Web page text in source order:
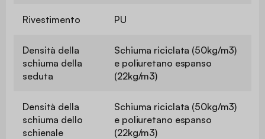
Rivestimento PU
Densità della
schiuma della
seduta
Schiuma riciclata (50kg/m3)
e poliuretano espanso
(22kg/m3)
Densità della
schiuma dello
schienale
Schiuma riciclata (50kg/m3)
e poliuretano espanso
(22kg/m3)